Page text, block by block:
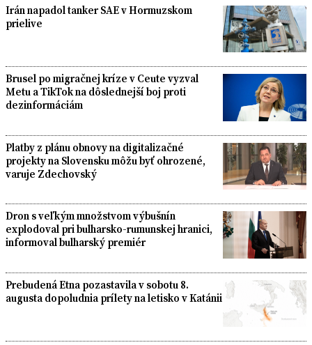
Irán napadol tanker SAE v Hormuzskom
prielive
Brusel po migračnej kríze v Ceute vyzval
Metu a TikTok na dôslednejší boj proti
dezinformáciám
Platby z plánu obnovy na digitalizačné
projekty na Slovensku môžu byť ohrozené,
varuje Zdechovský
Dron s veľkým množstvom výbušnín
explodoval pri bulharsko-rumunskej hranici,
informoval bulharský premiér
Prebudená Etna pozastavila v sobotu 8.
augusta dopoludnia prílety na letisko v Katánii